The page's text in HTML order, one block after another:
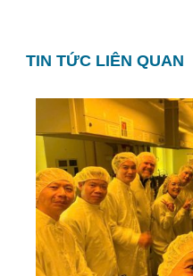
TIN TỨC LIÊN QUAN